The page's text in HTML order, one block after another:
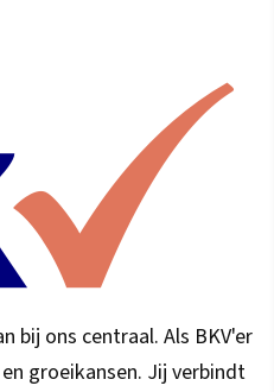
bij ons centraal. Als BKV'er
groeikansen. Jij verbindt